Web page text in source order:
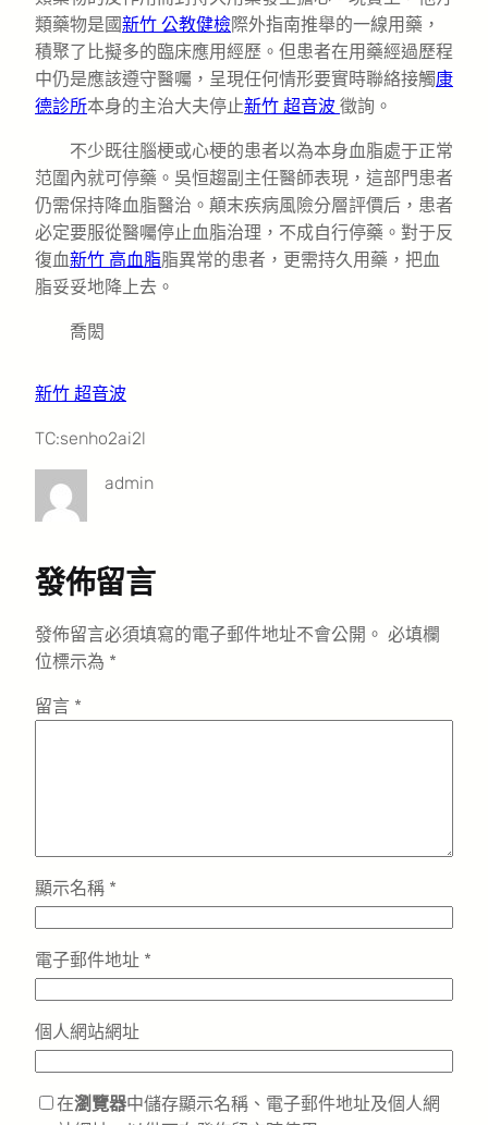
類藥物是國新竹 公教健檢際外指南推舉的一線用藥，
積聚了比擬多的臨床應用經歷。但患者在用藥經過歷程
中仍是應該遵守醫囑，呈現任何情形要實時聯絡接觸康
德診所本身的主治大夫停止新竹 超音波 徵詢。
不少既往腦梗或心梗的患者以為本身血脂處于正常
范圍內就可停藥。吳恒趨副主任醫師表現，這部門患者
仍需保持降血脂醫治。顛末疾病風險分層評價后，患者
必定要服從醫囑停止血脂治理，不成自行停藥。對于反
復血新竹 高血脂脂異常的患者，更需持久用藥，把血
脂妥妥地降上去。
喬閎
新竹 超音波
TC:senho2ai2l
admin
發佈留言
發佈留言必須填寫的電子郵件地址不會公開。 必填欄
位標示為 *
留言 *
顯示名稱 *
電子郵件地址 *
個人網站網址
在瀏覽器中儲存顯示名稱、電子郵件地址及個人網